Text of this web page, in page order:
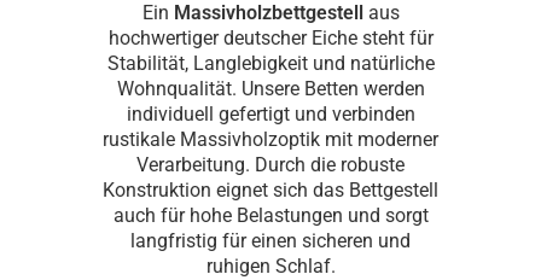
Ein Massivholzbettgestell
aus
hochwertiger deutscher Eiche steht für
Stabilität, Langlebigkeit und natürliche
Wohnqualität. Unsere Betten werden
individuell gefertigt und verbinden
rustikale Massivholzoptik mit moderner
Verarbeitung. Durch die robuste
Konstruktion eignet sich das Bettgestell
auch für hohe Belastungen und sorgt
langfristig für einen sicheren und
ruhigen Schlaf.